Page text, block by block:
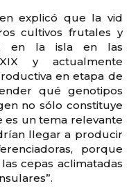
explicó que la vid
cultivos frutales y
en la isla en las
y actualmente
en etapa de
qué genotipos
no sólo constituye
es un tema relevante
llegar a producir
porque
cepas aclimatadas